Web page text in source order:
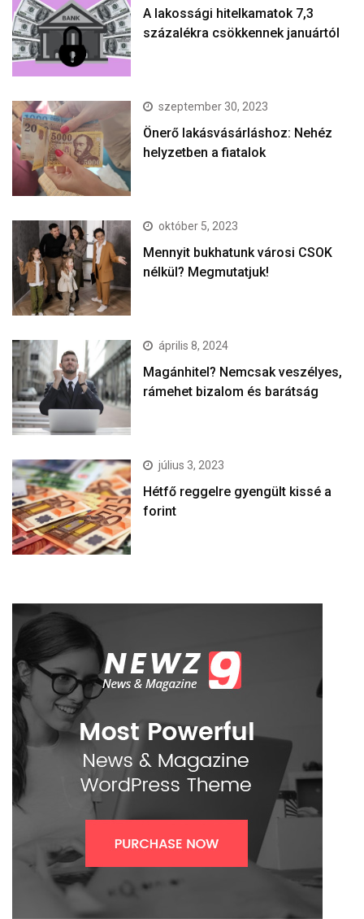
A lakossági hitelkamatok 7,3
százalékra csökkennek januártól
szeptember 30, 2023
Önerő lakásvásárláshoz: Nehéz
helyzetben a fiatalok
október 5, 2023
Mennyit bukhatunk városi CSOK
nélkül? Megmutatjuk!
április 8, 2024
Magánhitel? Nemcsak veszélyes,
rámehet bizalom és barátság
július 3, 2023
Hétfő reggelre gyengült kissé a
forint